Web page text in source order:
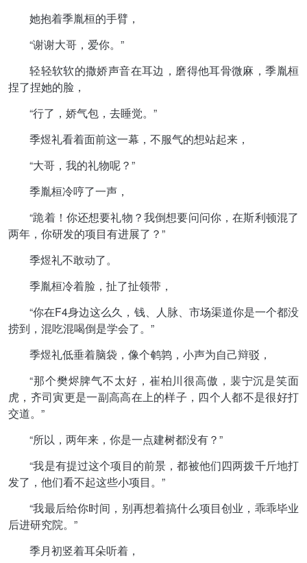
她抱着季胤桓的手臂，
“谢谢大哥，爱你。”
轻轻软软的撒娇声音在耳边，磨得他耳骨微麻，季胤桓
捏了捏她的脸，
“行了，娇气包，去睡觉。”
季煜礼看着面前这一幕，不服气的想站起来，
“大哥，我的礼物呢？”
季胤桓冷哼了一声，
“跪着！你还想要礼物？我倒想要问问你，在斯利顿混了
两年，你研发的项目有进展了？”
季煜礼不敢动了。
季胤桓冷着脸，扯了扯领带，
“你在F4身边这么久，钱、人脉、市场渠道你是一个都没
捞到，混吃混喝倒是学会了。”
季煜礼低垂着脑袋，像个鹌鹑，小声为自己辩驳，
“那个樊烬脾气不太好，崔柏川很高傲，裴宁沉是笑面
虎，齐司寅更是一副高高在上的样子，四个人都不是很好打
交道。”
“所以，两年来，你是一点建树都没有？”
“我是有提过这个项目的前景，都被他们四两拨千斤地打
发了，他们看不起这些小项目。”
“我最后给你时间，别再想着搞什么项目创业，乖乖毕业
后进研究院。”
季月初竖着耳朵听着，